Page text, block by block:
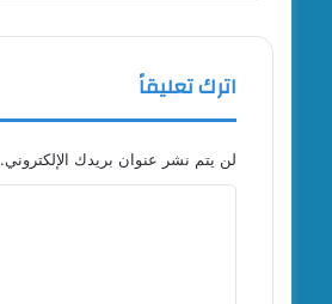
اترك تعليقاً
لن يتم نشر عنوان بريدك الإلكتروني.